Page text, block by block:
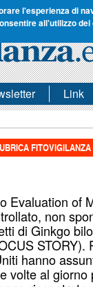
l'esperienza di
all'utilizzo dei
Link
Evaluation of
non
di Ginkgo
STORY).
hanno
volte al giorno